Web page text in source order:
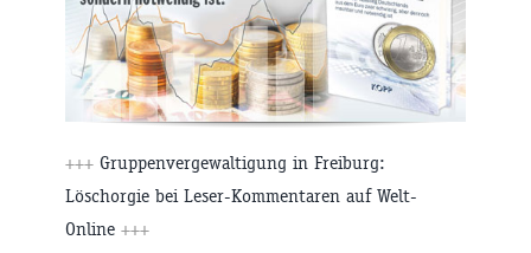
+++ Gruppenvergewaltigung in Freiburg:
Löschorgie bei Leser-Kommentaren auf Welt-
Online +++